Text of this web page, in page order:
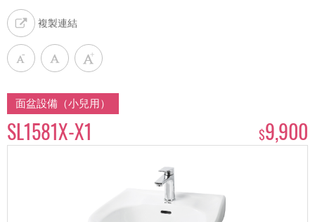
複製連結
面盆設備（小兒用）
SL1581X-X1 $9,900